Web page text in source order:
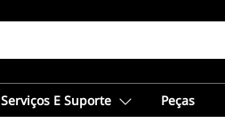
Serviços E Suporte Peças